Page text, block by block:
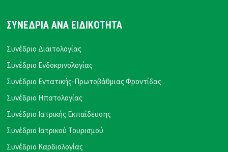
ΣΥΝΕΔΡΙΑ ΑΝΑ ΕΙΔΙΚΟΤΗΤΑ
Συνέδριο Διαιτολογίας
Συνέδριο Ενδοκρινολογίας
Συνέδριο Εντατικής-Πρωτοβάθμιας Φροντίδας
Συνέδριο Ηπατολογίας
Συνέδριο Ιατρικής Εκπαίδευσης
Συνέδριο Ιατρικού Τουρισμού
Συνέδριο Καρδιολογίας